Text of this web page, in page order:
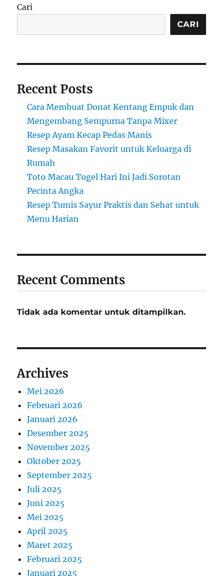
Cari
CARI
Recent Posts
Cara Membuat Donat Kentang Empuk dan
Mengembang Sempurna Tanpa Mixer
Resep Ayam Kecap Pedas Manis
Resep Masakan Favorit untuk Keluarga di
Rumah
Toto Macau Togel Hari Ini Jadi Sorotan
Pecinta Angka
Resep Tumis Sayur Praktis dan Sehat untuk
Menu Harian
Recent Comments
Tidak ada komentar untuk ditampilkan.
Archives
Mei 2026
Februari 2026
Januari 2026
Desember 2025
November 2025
Oktober 2025
September 2025
Juli 2025
Juni 2025
Mei 2025
April 2025
Maret 2025
Februari 2025
Januari 2025